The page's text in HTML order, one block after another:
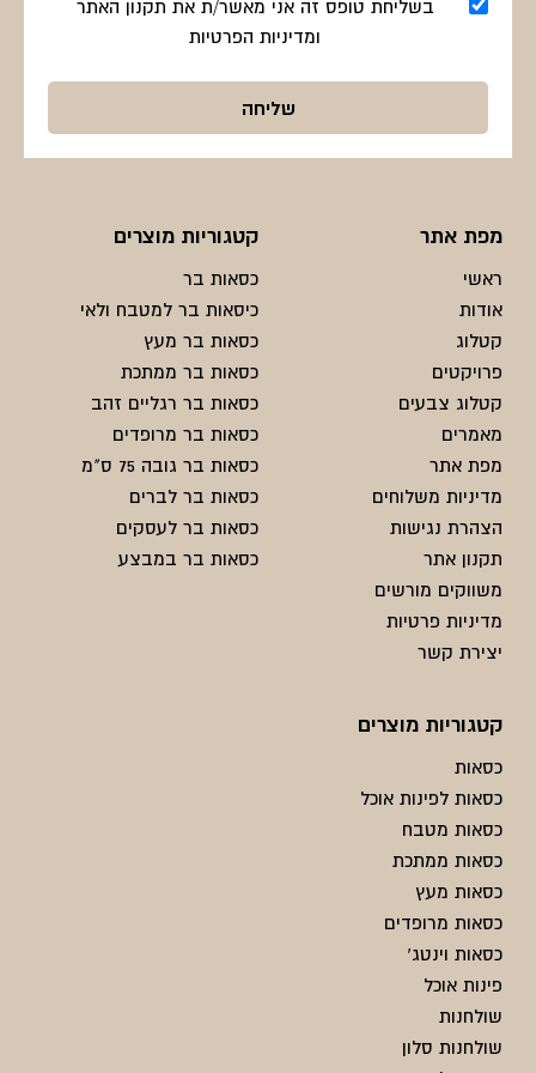
מפת אתר
ראשי
אודות
קטלוג
פרויקטים
קטלוג צבעים
מאמרים
מפת אתר
מדיניות משלוחים
הצהרת נגישות
תקנון אתר
משווקים מורשים
מדיניות פרטיות
יצירת קשר
קטגוריות מוצרים
כסאות בר
כיסאות בר למטבח ולאי
כסאות בר מעץ
כסאות בר ממתכת
כסאות בר רגליים זהב
כסאות בר מרופדים
כסאות בר גובה 75 ס"מ
כסאות בר לברים
כסאות בר לעסקים
כסאות בר במבצע
קטגוריות מוצרים
כסאות
כסאות לפינות אוכל
כסאות מטבח
כסאות ממתכת
כסאות מעץ
כסאות מרופדים
כסאות וינטג'
פינות אוכל
שולחנות
שולחנות סלון
בשליחת טופס זה אני מאשר/ת את תקנון האתר
ומדיניות הפרטיות